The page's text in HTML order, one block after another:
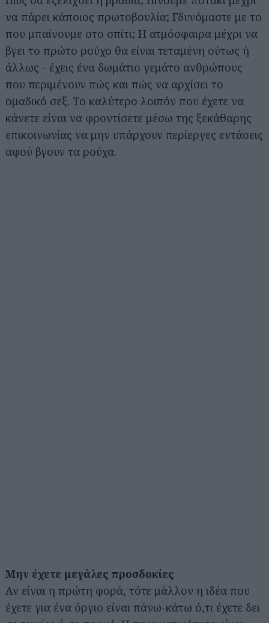
να πάρει κάποιος πρωτοβουλία; Γδυνόμαστε με το
που μπαίνουμε στο σπίτι; Η ατμόσφαιρα μέχρι να
βγει το πρώτο ρούχο θα είναι τεταμένη ούτως ή
άλλως - έχεις ένα δωμάτιο γεμάτο ανθρώπους
που περιμένουν πώς και πώς να αρχίσει το
ομαδικό σεξ. Το καλύτερο λοιπόν που έχετε να
κάνετε είναι να φροντίσετε μέσω της ξεκάθαρης
επικοινωνίας να μην υπάρχουν περίεργες εντάσεις
αφού βγουν τα ρούχα.
Μην έχετε μεγάλες προσδοκίες
Αν είναι η πρώτη φορά, τότε μάλλον η ιδέα που
έχετε για ένα όργιο είναι πάνω-κάτω ό,τι έχετε δει